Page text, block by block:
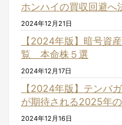
ホンハイの買収回避へ
2024年12月21日
【2024年版】暗号資
覧 本命株５選
2024年12月17日
【2024年版】テンバ
が期待される2025年
2024年12月16日